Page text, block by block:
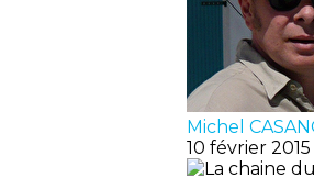
Michel
10 février 2015